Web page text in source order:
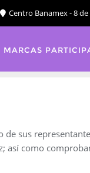
Centro Banamex - 8
MARCAS
sus
así como